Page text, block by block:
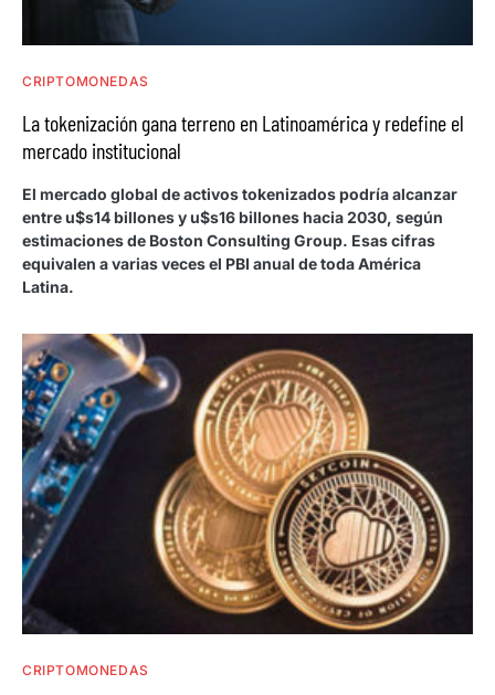
CRIPTOMONEDAS
La tokenización gana terreno en Latinoamérica y redefine el
mercado institucional
El mercado global de activos tokenizados podría alcanzar
entre u$s14 billones y u$s16 billones hacia 2030, según
estimaciones de Boston Consulting Group. Esas cifras
equivalen a varias veces el PBI anual de toda América
Latina.
CRIPTOMONEDAS